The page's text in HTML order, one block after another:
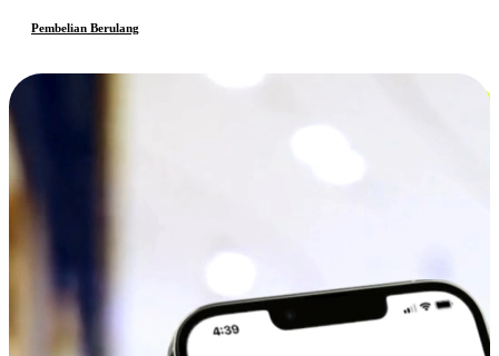
Pembelian Berulang